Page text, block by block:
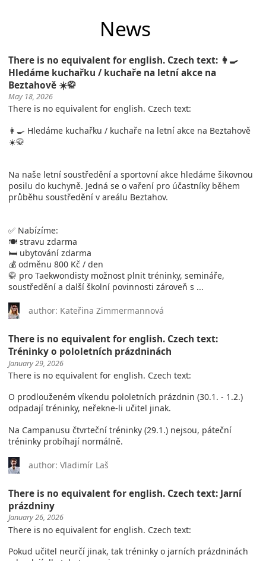
News
There is no equivalent for english. Czech text: 👩‍🍳
Hledáme kuchařku / kuchaře na letní akce na
Beztahově ☀️🥋
May 18, 2026
There is no equivalent for english. Czech text:
👩‍🍳 Hledáme kuchařku / kuchaře na letní akce na Beztahově
☀️🥋
Na naše letní soustředění a sportovní akce hledáme šikovnou
posilu do kuchyně. Jedná se o vaření pro účastníky během
průběhu soustředění v areálu Beztahov.
✅ Nabízíme:
🍽️ stravu zdarma
🛏️ ubytování zdarma
💰 odměnu 800 Kč / den
🥋 pro Taekwondisty možnost plnit tréninky, semináře,
soustředění a další školní povinnosti zároveň s ...
author: Kateřina Zimmermannová
There is no equivalent for english. Czech text:
Tréninky o pololetních prázdninách
January 29, 2026
There is no equivalent for english. Czech text:
O prodlouženém víkendu pololetních prázdnin (30.1. - 1.2.)
odpadají tréninky, neřekne-li učitel jinak.
Na Campanusu čtvrteční tréninky (29.1.) nejsou, páteční
tréninky probíhají normálně.
author: Vladimír Laš
There is no equivalent for english. Czech text: Jarní
prázdniny
January 26, 2026
There is no equivalent for english. Czech text:
Pokud učitel neurčí jinak, tak tréninky o jarních prázdninách